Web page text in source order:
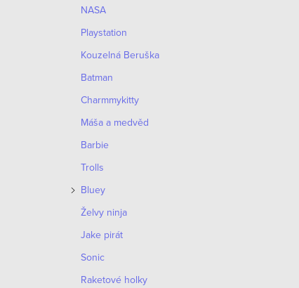
NASA
Playstation
Kouzelná Beruška
Batman
Charmmykitty
Máša a medvěd
Barbie
Trolls
Bluey
Želvy ninja
Jake pirát
Sonic
Raketové holky